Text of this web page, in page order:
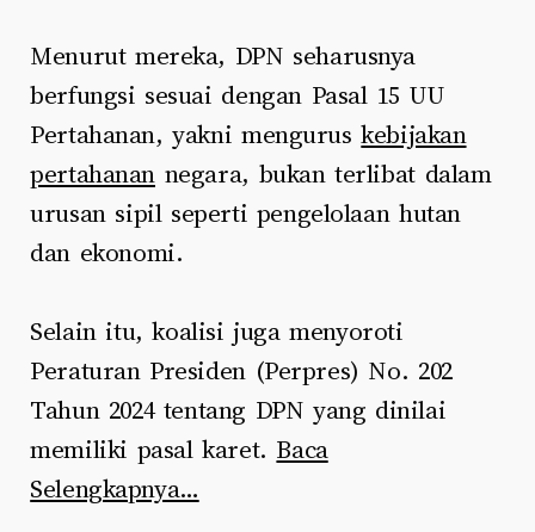
Menurut mereka, DPN seharusnya
berfungsi sesuai dengan Pasal 15 UU
Pertahanan, yakni menguruskebijakan
pertahanan negara, bukan terlibat dalam
urusan sipil seperti pengelolaan hutan
dan ekonomi.
Selain itu, koalisi juga menyoroti
Peraturan Presiden (Perpres) No. 202
Tahun 2024 tentang DPN yang dinilai
memiliki pasal karet. Baca
Selengkapnya…